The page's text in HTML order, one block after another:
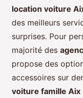
location voiture
des meilleurs
surprises. Pour
majorité des
propose des
accessoires sur
voiture famille Aix